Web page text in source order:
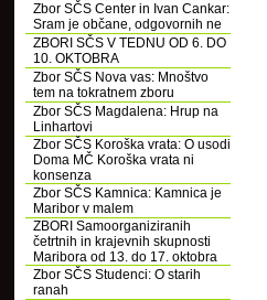
Zbor SČS Center in Ivan Cankar:
Sram je občane, odgovornih ne
ZBORI SČS V TEDNU OD 6. DO
10. OKTOBRA
Zbor SČS Nova vas: Mnoštvo
tem na tokratnem zboru
Zbor SČS Magdalena: Hrup na
Linhartovi
Zbor SČS Koroška vrata: O usodi
Doma MČ Koroška vrata ni
konsenza
Zbor SČS Kamnica: Kamnica je
Maribor v malem
ZBORI Samoorganiziranih
četrtnih in krajevnih skupnosti
Maribora od 13. do 17. oktobra
Zbor SČS Studenci: O starih
ranah